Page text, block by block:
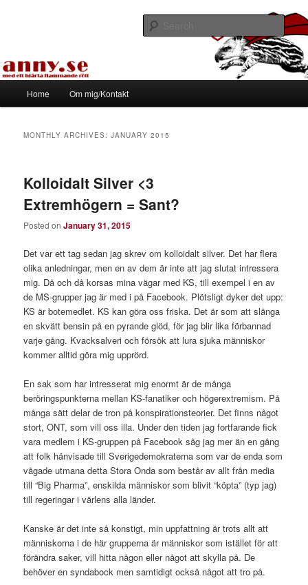
Tapirhen
Home Om mig/Kontakt
MONTHLY ARCHIVES:JANUARY 2015
Kolloidalt Silver <3
Extremhögern = Sant?
Posted onJanuary 31, 2015
Det var ett tag sedan jag skrev om kolloidalt silver. Det har flera
olika anledningar, men en av dem är inte att jag slutat intressera
mig. Då och då korsas mina vägar med KS, till exempel i en av
de MS-grupper jag är med i på Facebook. Plötsligt dyker det upp:
KS är botemedlet. KS kan göra oss friska. Det är som att slänga
en skvätt bensin på en pyrande glöd, för jag blir lika förbannad
varje gång. Kvacksalveri och försök att lura sjuka människor
kommer alltid göra mig upprörd.
En sak som har intresserat mig enormt är de många
beröringspunkterna mellan KS-fanatiker och högerextremism. På
många sätt delar de tron på konspirationsteorier. Det finns något
stort, ONT, som vill oss illa. Under den tiden jag fortfarande fick
vara medlem i KS-gruppen på Facebook såg jag mer än en gång
att folk hänvisade till Sverigedemokraterna som var de enda som
vågade utmana detta Stora Onda som består av allt från media
till “Big Pharma”, enskilda människor som blivit “köpta” (typ jag)
till regeringar i värlens alla länder.
Kanske är det inte så konstigt, min uppfattning är trots allt att
människorna i de här grupperna är människor som istället för att
förändra saker, vill hitta någon eller något att skylla på. De
behöver en syndabock men samtidigt också något att tro på.